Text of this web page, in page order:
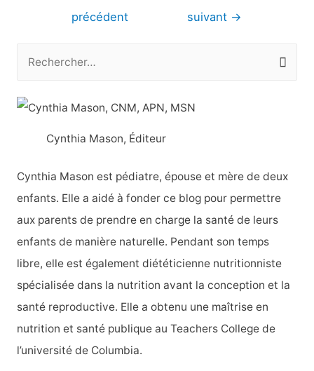
précédent
suivant →
c
c
h
e
r
:
Cynthia Mason, Éditeur
Cynthia Mason est pédiatre, épouse et mère de deux
enfants. Elle a aidé à fonder ce blog pour permettre
aux parents de prendre en charge la santé de leurs
enfants de manière naturelle. Pendant son temps
libre, elle est également diététicienne nutritionniste
spécialisée dans la nutrition avant la conception et la
santé reproductive. Elle a obtenu une maîtrise en
nutrition et santé publique au Teachers College de
l’université de Columbia.